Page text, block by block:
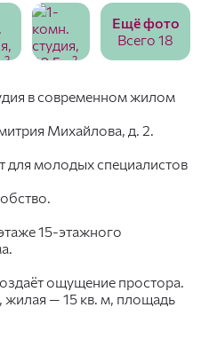
Ещё фото
Всего 18
в современном жилом
Михайлова, д. 2.
для молодых специалистов
15-этажного
ощущение простора.
— 15 кв. м, площадь